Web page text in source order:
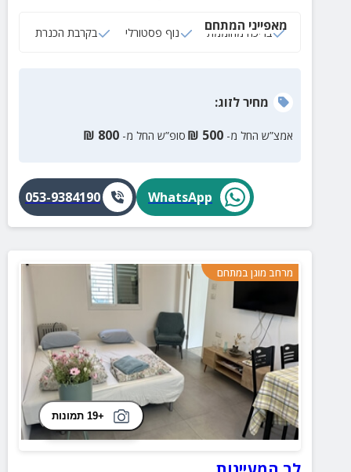
מאפייני המתחם
בריכה מחוממת נוף פסטורלי בקרבת הכנרת
מחירלזוג:
אמצ”ש החל מ- 500
₪ סופ”ש החל מ- 800
₪
WhatsApp
053-9384190
מרחב מוגן במתחם
+19 תמונות